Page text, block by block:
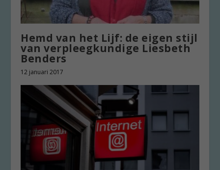
Hemd van het Lijf: de eigen stijl
van verpleegkundige Liesbeth
Benders
12 januari 2017